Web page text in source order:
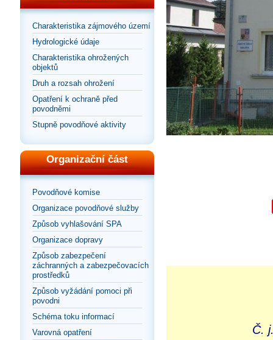
Charakteristika zájmového území
Hydrologické údaje
Charakteristika ohrožených
objektů
Druh a rozsah ohrožení
Opatření k ochraně před
povodněmi
Stupně povodňové aktivity
Organizační část
Povodňové komise
Organizace povodňové služby
Způsob vyhlašování SPA
Organizace dopravy
Způsob zabezpečení
záchranných a zabezpečovacích
prostředků
Způsob vyžádání pomoci při
povodni
Schéma toku informací
Varovná opatření
Č.